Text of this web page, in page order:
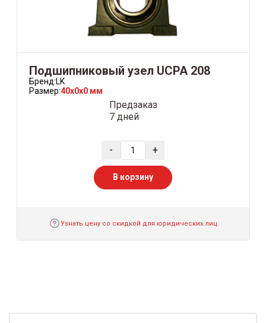
Подшипниковый узел UCPA 208
Бренд:LK
Размер:40x0x0 мм
Предзаказ
7 дней
- +
В корзину
Узнать цену со скидкой для юридических лиц